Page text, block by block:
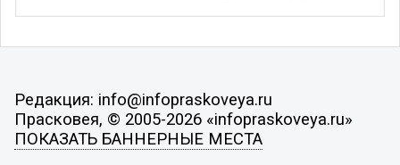
Редакция: info@infopraskoveya.ru
Прасковея, © 2005-2026 «infopraskoveya.ru»
ПОКАЗАТЬ БАННЕРНЫЕ МЕСТА